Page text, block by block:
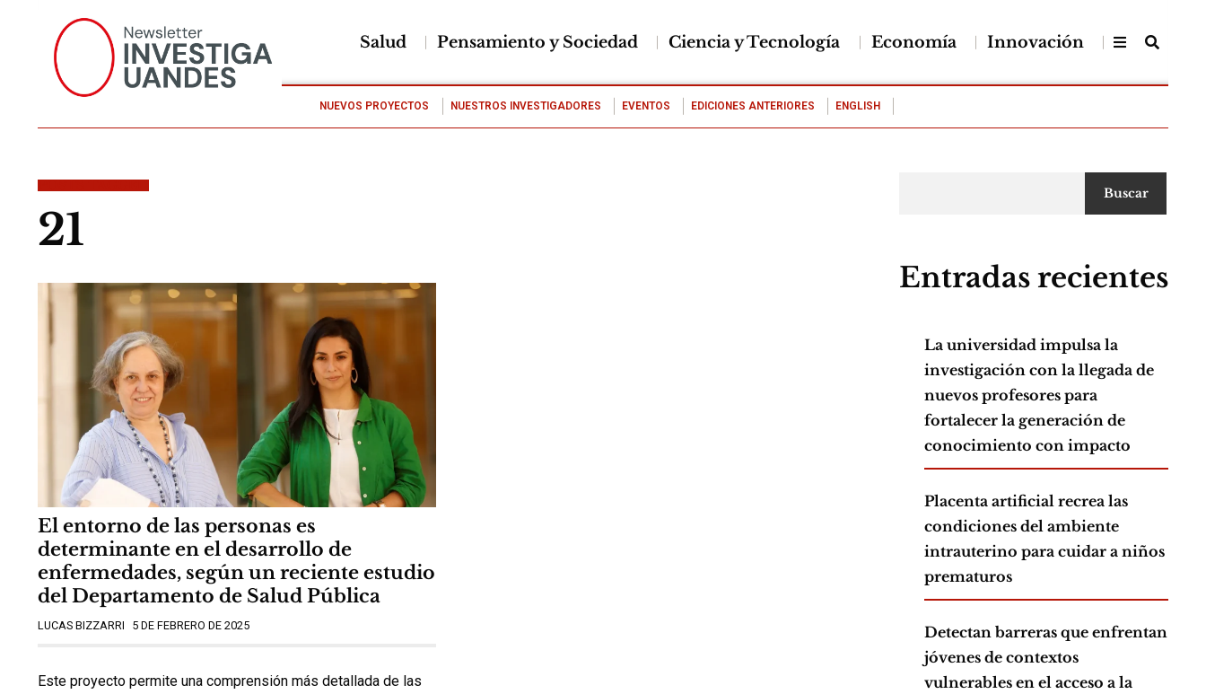
Salud Pensamiento y Sociedad Ciencia y Tecnología Economía Innovación
NUEVOS PROYECTOS NUESTROS INVESTIGADORES EVENTOS EDICIONES ANTERIORES ENGLISH
21
El entorno de las personas es
determinante en el desarrollo de
enfermedades, según un reciente estudio
del Departamento de Salud Pública
LUCAS BIZZARRI 5 DE FEBRERO DE 2025
Este proyecto permite una comprensión más detallada de las
Buscar
Entradas recientes
La universidad impulsa la
investigación con la llegada de
nuevos profesores para
fortalecer la generación de
conocimiento con impacto
Placenta artificial recrea las
condiciones del ambiente
intrauterino para cuidar a niños
prematuros
Detectan barreras que enfrentan
jóvenes de contextos
vulnerables en el acceso a la